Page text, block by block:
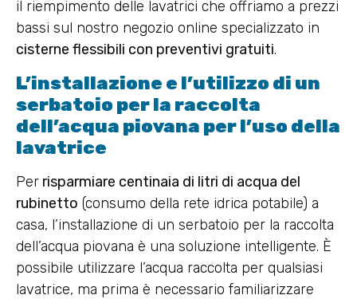
il riempimento delle lavatrici che offriamo a prezzi
bassi sul nostro negozio online specializzato in
cisterne flessibili con preventivi gratuiti.
L’installazione e l’utilizzo di un
serbatoio per la raccolta
dell’acqua piovana per l’uso della
lavatrice
Per risparmiare centinaia di litri di acqua del
rubinetto (consumo della rete idrica potabile) a
casa, l’installazione di un serbatoio per la raccolta
dell’acqua piovana è una soluzione intelligente. È
possibile utilizzare l’acqua raccolta per qualsiasi
lavatrice, ma prima è necessario familiarizzare